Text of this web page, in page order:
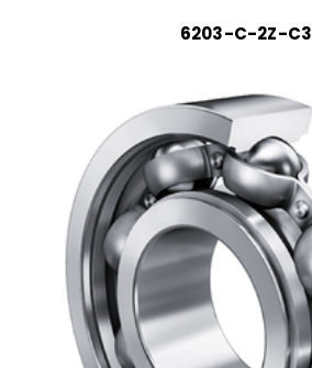
6203-C-2Z-C3